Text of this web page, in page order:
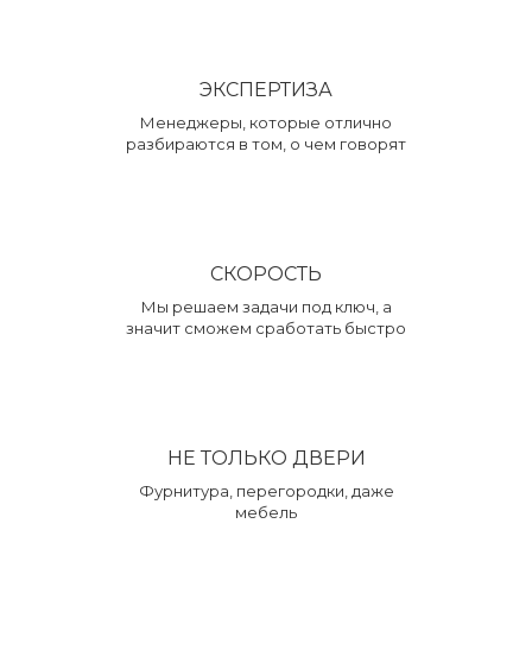
ЭКСПЕРТИЗА
Менеджеры, которые отлично
разбираются в том, о чем говорят
СКОРОСТЬ
Мы решаем задачи под ключ, а
значит сможем сработать быстро
НЕ ТОЛЬКО ДВЕРИ
Фурнитура, перегородки, даже
мебель